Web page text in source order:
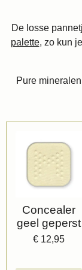
De losse
palette, zo kun
Pure
Concealer
geel geperst
€ 12,95